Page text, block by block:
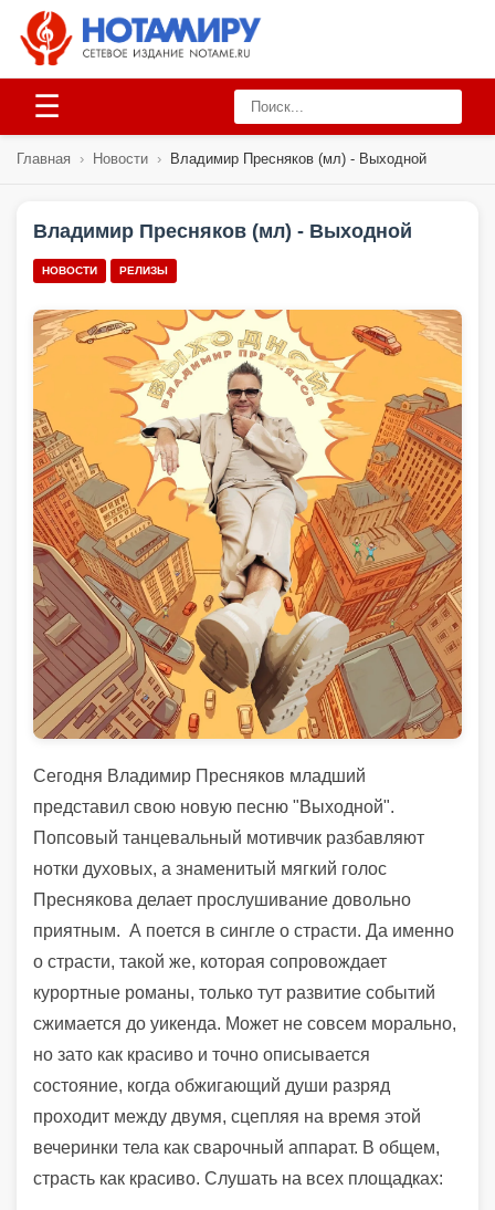
☰
Главная › Новости › Владимир Пресняков (мл) - Выходной
Владимир Пресняков (мл) - Выходной
НОВОСТИ РЕЛИЗЫ
Сегодня Владимир Пресняков младший
представил свою новую песню "Выходной".
Попсовый танцевальный мотивчик разбавляют
нотки духовых, а знаменитый мягкий голос
Преснякова делает прослушивание довольно
приятным. А поется в сингле о страсти. Да именно
о страсти, такой же, которая сопровождает
курортные романы, только тут развитие событий
сжимается до уикенда. Может не совсем морально,
но зато как красиво и точно описывается
состояние, когда обжигающий души разряд
проходит между двумя, сцепляя на время этой
вечеринки тела как сварочный аппарат. В общем,
страсть как красиво. Слушать на всех площадках: